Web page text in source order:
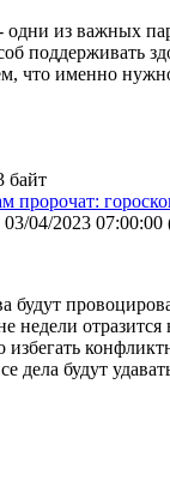
одни из важных
поддерживать
что именно
байт
пророчат:
03/04/2023 07:00:00
будут
недели
избегать
дела будут